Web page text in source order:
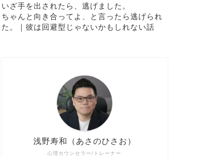
いざ手を出されたら、逃げました。
ちゃんと向き合ってよ、と言ったら逃げられ
た。｜彼は回避型じゃないかもしれない話
心理カウンセラー/トレーナー
浅野寿和（あさのひさお）